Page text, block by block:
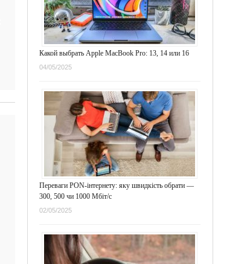
Какой выбрать Apple MacBook Pro: 13, 14 или 16
04/05/2025
Переваги PON-інтернету: яку швидкість обрати —
300, 500 чи 1000 Мбіт/с
02/05/2025